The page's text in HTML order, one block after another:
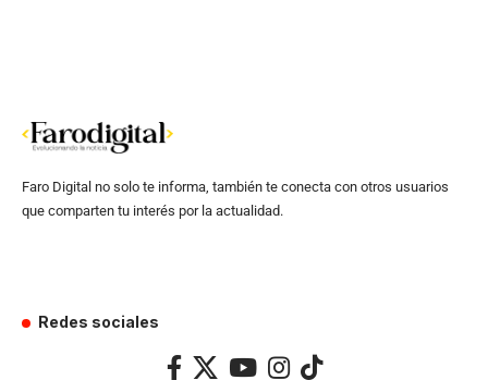
Faro Digital no solo te informa, también te conecta con otros usuarios
que comparten tu interés por la actualidad.
Redes sociales